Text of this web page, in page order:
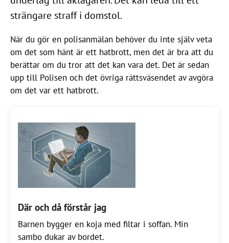
strängare straff i domstol.
När du gör en polisanmälan behöver du inte själv veta
om det som hänt är ett hatbrott, men det är bra att du
berättar om du tror att det kan vara det. Det är sedan
upp till Polisen och det övriga rättsväsendet av avgöra
om det var ett hatbrott.
Där och då förstår jag
Barnen bygger en koja med filtar i soffan. Min
sambo dukar av bordet.